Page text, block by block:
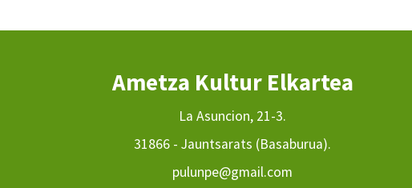
Ametza Kultur Elkartea
La Asuncion, 21-3.
31866 - Jauntsarats (Basaburua).
pulunpe@gmail.com